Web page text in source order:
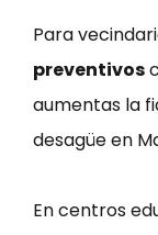
Para
preventivos
aumentas la
desagüe en
En centros